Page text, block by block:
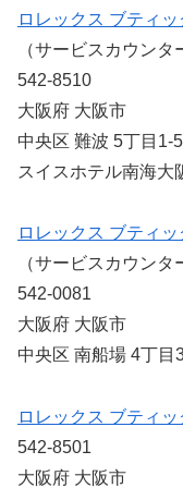
ロレックス ブティ
（サービスカウンタ
542-8510
大阪府 大阪市
中央区 難波 5丁目1-5
スイスホテル南海大
ロレックス ブティ
（サービスカウンタ
542-0081
大阪府 大阪市
中央区 南船場 4丁目
ロレックス ブティ
542-8501
大阪府 大阪市